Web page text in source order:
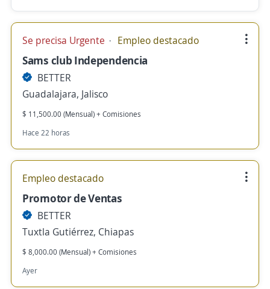
Se precisa Urgente Empleo destacado
Sams club Independencia
BETTER
Guadalajara, Jalisco
$ 11,500.00 (Mensual) + Comisiones
Hace 22 horas
Empleo destacado
Promotor de Ventas
BETTER
Tuxtla Gutiérrez, Chiapas
$ 8,000.00 (Mensual) + Comisiones
Ayer